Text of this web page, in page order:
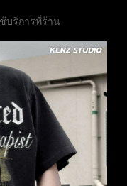
บริการที่ร้าน